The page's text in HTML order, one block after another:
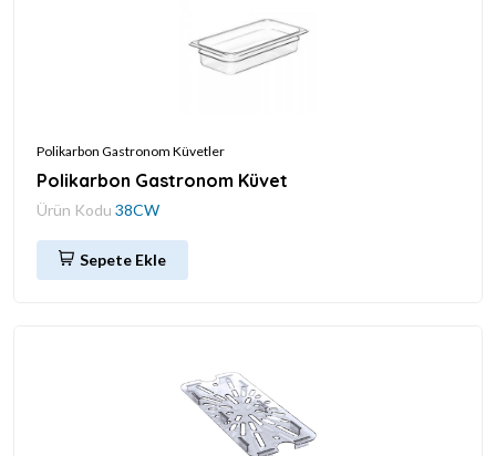
Polikarbon Gastronom Küvetler
Polikarbon Gastronom Küvet
Ürün Kodu 38CW
Sepete Ekle